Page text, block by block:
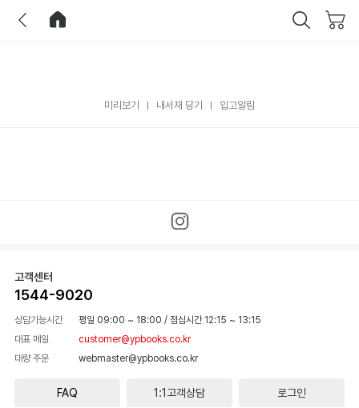
미리보기 내서재 담기 입고알림
고객센터
1544-9020
상담가능시간 평일 09:00 ~ 18:00 / 점심시간 12:15 ~ 13:15
대표 메일
customer@ypbooks.co.kr
대량 주문
webmaster@ypbooks.co.kr
FAQ 1:1고객상담 로그인